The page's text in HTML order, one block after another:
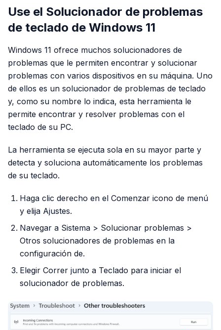
Use el Solucionador de problemas
de teclado de Windows 11
Windows 11 ofrece muchos solucionadores de
problemas que le permiten encontrar y solucionar
problemas con varios dispositivos en su máquina. Uno
de ellos es un solucionador de problemas de teclado
y, como su nombre lo indica, esta herramienta le
permite encontrar y resolver problemas con el
teclado de su PC.
La herramienta se ejecuta sola en su mayor parte y
detecta y soluciona automáticamente los problemas
de su teclado.
Haga clic derecho en el Comenzar icono de menú
y elija Ajustes.
Navegar a Sistema > Solucionar problemas >
Otros solucionadores de problemas en la
configuración de.
Elegir Correr junto a Teclado para iniciar el
solucionador de problemas.